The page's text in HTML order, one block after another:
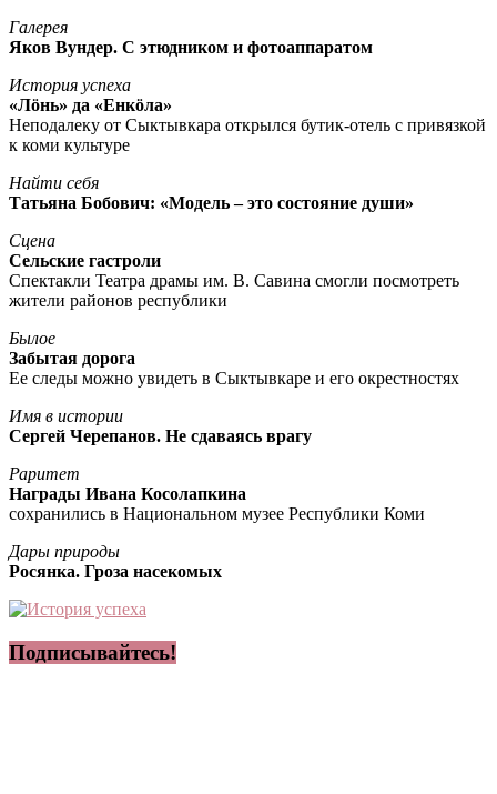
Галерея
Яков Вундер. С этюдником и фотоаппаратом
История успеха
«Лöнь» да «Енкöла»
Неподалеку от Сыктывкара открылся бутик-отель с привязкой
к коми культуре
Найти себя
Татьяна Бобович: «Модель – это состояние души»
Сцена
Сельские гастроли
Спектакли Театра драмы им. В. Савина смогли посмотреть
жители районов республики
Былое
Забытая дорога
Ее следы можно увидеть в Сыктывкаре и его окрестностях
Имя в истории
Сергей Черепанов. Не сдаваясь врагу
Раритет
Награды Ивана Косолапкина
сохранились в Национальном музее Республики Коми
Дары природы
Росянка. Гроза насекомых
Подписывайтесь!